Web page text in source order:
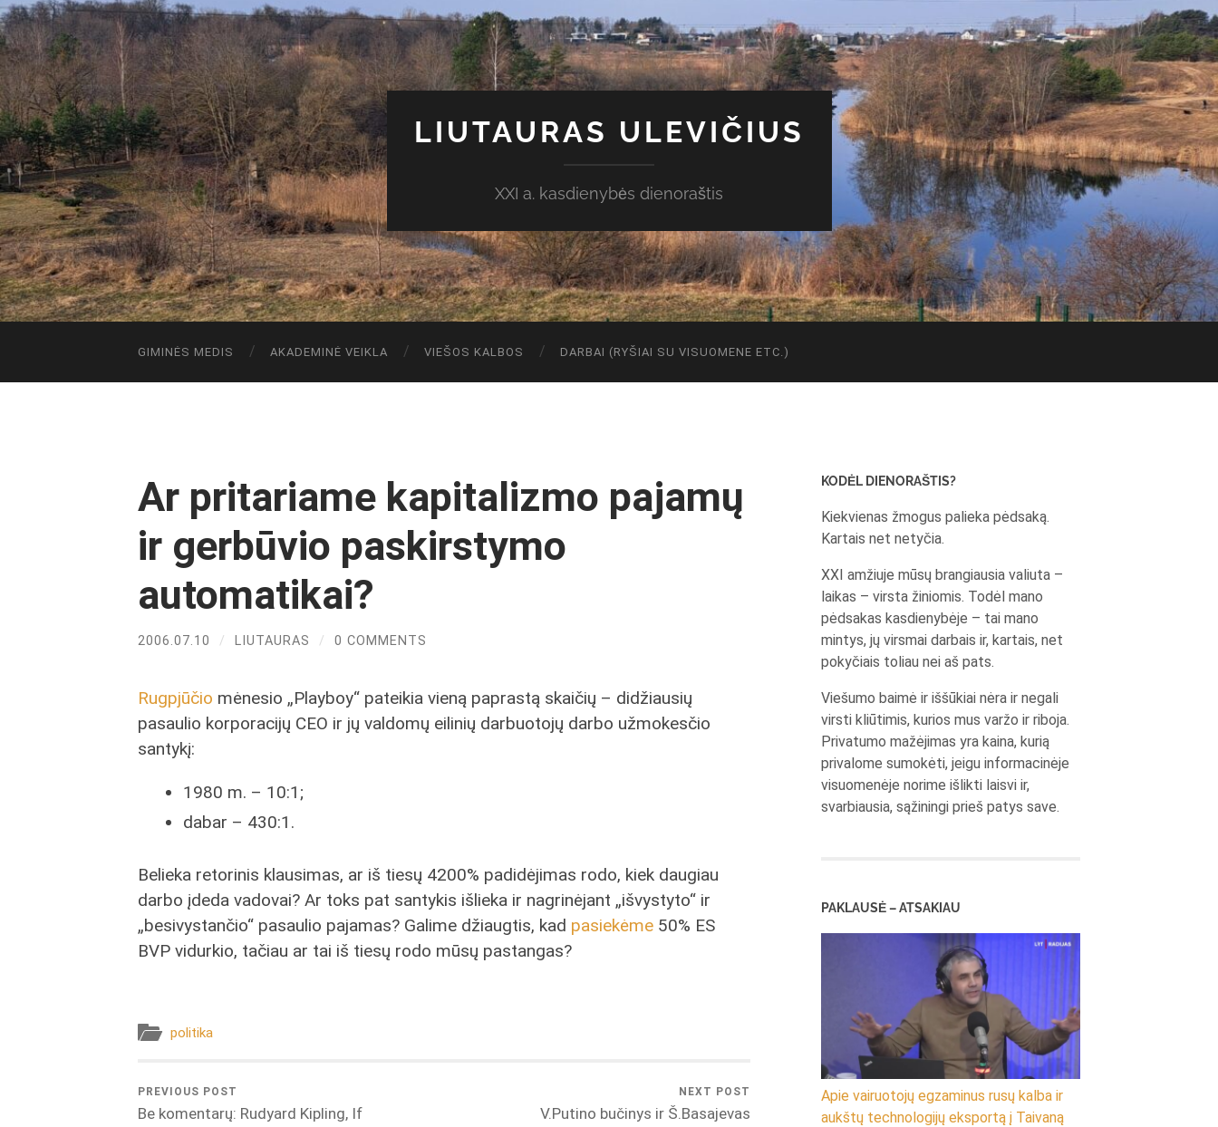
LIUTAURAS ULEVIČIUS
XXI a. kasdienybės dienoraštis
GIMINĖS MEDIS AKADEMINĖ VEIKLA VIEŠOS KALBOS DARBAI (RYŠIAI SU VISUOMENE ETC.)
Ar pritariame kapitalizmo pajamų
ir gerbūvio paskirstymo
automatikai?
2006.07.10 / LIUTAURAS / 0 COMMENTS
Rugpjūčio mėnesio „Playboy“ pateikia vieną paprastą skaičių – didžiausių
pasaulio korporacijų CEO ir jų valdomų eilinių darbuotojų darbo užmokesčio
santykį:
1980 m. – 10:1;
dabar – 430:1.
Belieka retorinis klausimas, ar iš tiesų 4200% padidėjimas rodo, kiek daugiau
darbo įdeda vadovai? Ar toks pat santykis išlieka ir nagrinėjant „išvystyto“ ir
„besivystančio“ pasaulio pajamas? Galime džiaugtis, kad pasiekėme 50% ES
BVP vidurkio, tačiau ar tai iš tiesų rodo mūsų pastangas?
politika
PREVIOUS POST
Be komentarų: Rudyard Kipling, If
NEXT POST
V.Putino bučinys ir Š.Basajevas
KODĖL DIENORAŠTIS?
Kiekvienas žmogus palieka pėdsaką.
Kartais net netyčia.
XXI amžiuje mūsų brangiausia valiuta –
laikas – virsta žiniomis. Todėl mano
pėdsakas kasdienybėje – tai mano
mintys, jų virsmai darbais ir, kartais, net
pokyčiais toliau nei aš pats.
Viešumo baimė ir iššūkiai nėra ir negali
virsti kliūtimis, kurios mus varžo ir riboja.
Privatumo mažėjimas yra kaina, kurią
privalome sumokėti, jeigu informacinėje
visuomenėje norime išlikti laisvi ir,
svarbiausia, sąžiningi prieš patys save.
PAKLAUSĖ – ATSAKIAU
Apie vairuotojų egzaminus rusų kalba ir
aukštų technologijų eksportą į Taivaną